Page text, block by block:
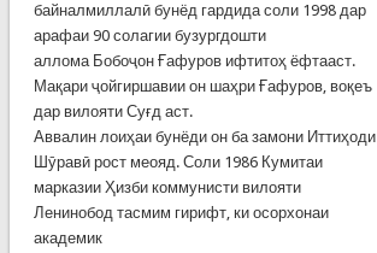
байналмиллалӣ бунёд гардида соли 1998 дар
арафаи 90 солагии бузургдошти
аллома Бобоҷон Ғафуров ифтитоҳ ёфтааст.
Мақари ҷойгиршавии он шаҳри Ғафуров, воқеъ
дар вилояти Суғд аст.
Аввалин лоиҳаи бунёди он ба замони Иттиҳоди
Шӯравӣ рост меояд. Соли 1986 Кумитаи
марказии Ҳизби коммунисти вилояти
Ленинобод тасмим гирифт, ки осорхонаи
академик